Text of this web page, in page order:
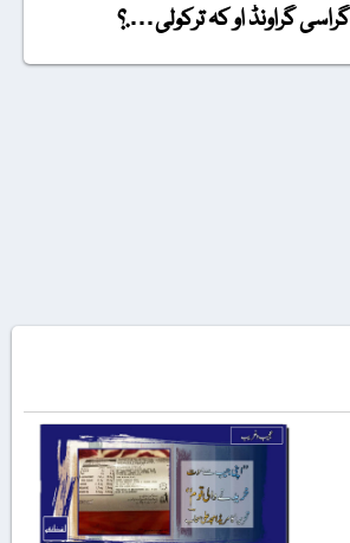
گراسی گراونڈ او کہ ترکولی….؟